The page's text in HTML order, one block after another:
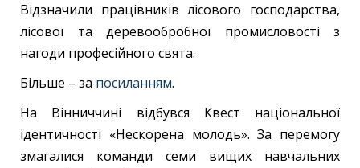
Відзначили працівників лісового господарства,
лісової та деревообробної промисловості з
нагоди професійного свята.
Більше – за посиланням.
На Вінниччині відбувся Квест національної
ідентичності «Нескорена молодь». За перемогу
змагалися команди семи вищих навчальних